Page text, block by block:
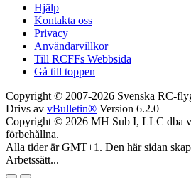
Hjälp
Kontakta oss
Privacy
Användarvillkor
Till RCFFs Webbsida
Gå till toppen
Copyright © 2007-2026 Svenska RC-
Drivs av vBulletin® Version 6.2.0
Copyright © 2026 MH Sub I, LLC dba
förbehållna.
Alla tider är GMT+1. Den här sidan
Arbetssätt...